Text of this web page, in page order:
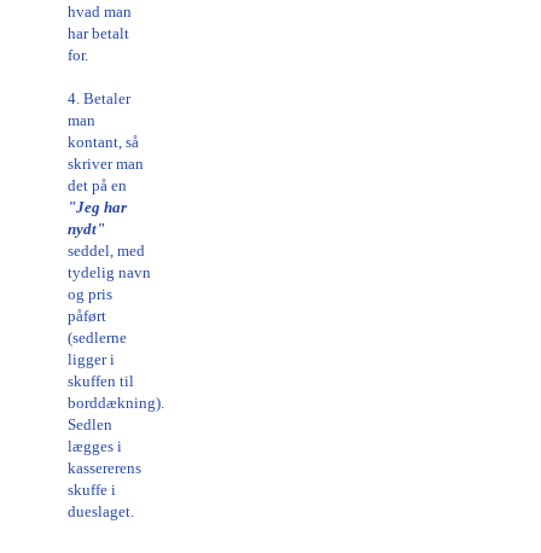
hvad man
har betalt
for.
4. Betaler
man
kontant, så
skriver man
det på en
"Jeg har
nydt"
seddel, med
tydelig navn
og pris
påført
(sedlerne
ligger i
skuffen til
borddækning).
Sedlen
lægges i
kassererens
skuffe i
dueslaget.